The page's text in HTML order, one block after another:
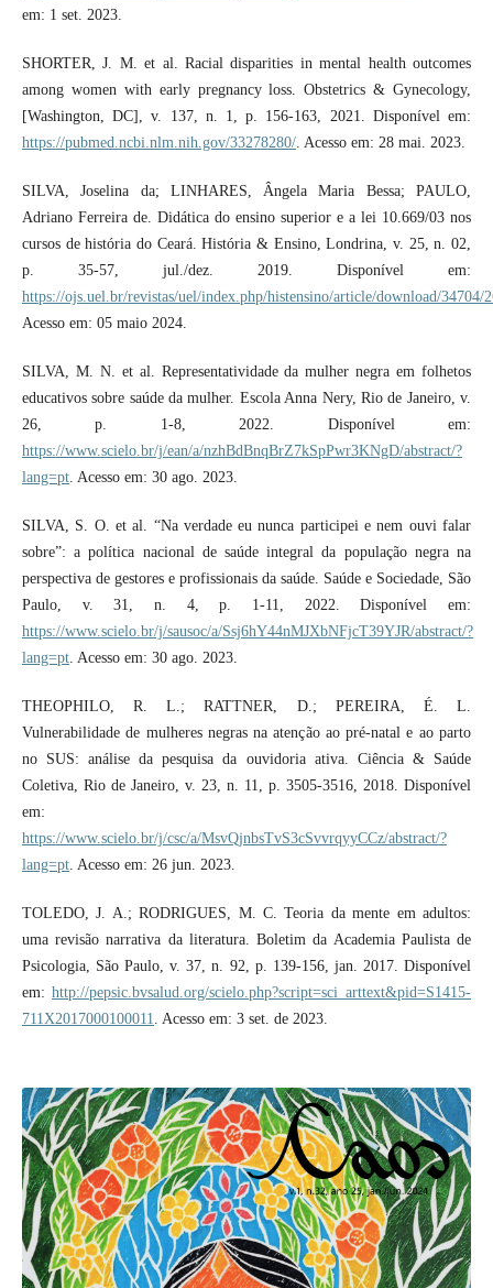
em: 1 set. 2023.
SHORTER, J. M. et al. Racial disparities in mental health outcomes
among women with early pregnancy loss. Obstetrics & Gynecology,
[Washington, DC], v. 137, n. 1, p. 156-163, 2021. Disponível em:
https://pubmed.ncbi.nlm.nih.gov/33278280/. Acesso em: 28 mai. 2023.
SILVA, Joselina da; LINHARES, Ângela Maria Bessa; PAULO,
Adriano Ferreira de. Didática do ensino superior e a lei 10.669/03 nos
cursos de história do Ceará. História & Ensino, Londrina, v. 25, n. 02,
p. 35-57, jul./dez. 2019. Disponível em:
https://ojs.uel.br/revistas/uel/index.php/histensino/article/download/34704/
Acesso em: 05 maio 2024.
SILVA, M. N. et al. Representatividade da mulher negra em folhetos
educativos sobre saúde da mulher. Escola Anna Nery, Rio de Janeiro, v.
26, p. 1-8, 2022. Disponível em:
https://www.scielo.br/j/ean/a/nzhBdBnqBrZ7kSpPwr3KNgD/abstract/?
lang=pt. Acesso em: 30 ago. 2023.
SILVA, S. O. et al. “Na verdade eu nunca participei e nem ouvi falar
sobre”: a política nacional de saúde integral da população negra na
perspectiva de gestores e profissionais da saúde. Saúde e Sociedade, São
Paulo, v. 31, n. 4, p. 1-11, 2022. Disponível em:
https://www.scielo.br/j/sausoc/a/Ssj6hY44nMJXbNFjcT39YJR/abstract/?
lang=pt. Acesso em: 30 ago. 2023.
THEOPHILO, R. L.; RATTNER, D.; PEREIRA, É. L.
Vulnerabilidade de mulheres negras na atenção ao pré-natal e ao parto
no SUS: análise da pesquisa da ouvidoria ativa. Ciência & Saúde
Coletiva, Rio de Janeiro, v. 23, n. 11, p. 3505-3516, 2018. Disponível
em:
https://www.scielo.br/j/csc/a/MsvQjnbsTvS3cSvvrqyyCCz/abstract/?
lang=pt. Acesso em: 26 jun. 2023.
TOLEDO, J. A.; RODRIGUES, M. C. Teoria da mente em adultos:
uma revisão narrativa da literatura. Boletim da Academia Paulista de
Psicologia, São Paulo, v. 37, n. 92, p. 139-156, jan. 2017. Disponível
em:http://pepsic.bvsalud.org/scielo.php?script=sci_arttext&pid=S1415-
711X2017000100011. Acesso em: 3 set. de 2023.